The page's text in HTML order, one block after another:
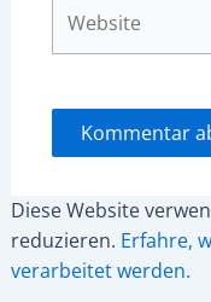
Diese Website
reduzieren. Erfahre,
verarbeitet werden.